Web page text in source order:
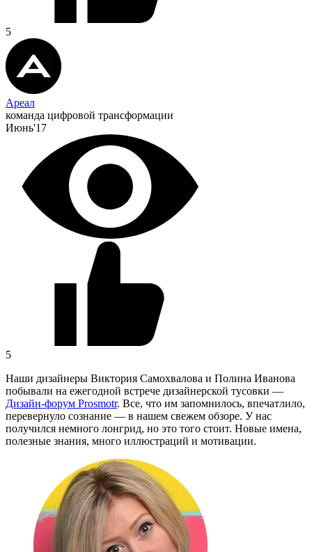
5
Ареал
команда цифровой трансформации
Июнь'17
5
Наши дизайнеры Виктория Самохвалова и Полина Иванова
побывали на ежегодной встрече дизайнерской тусовки —
Дизайн‐форум Prosmotr. Все, что им запомнилось, впечатлило,
перевернуло сознание — в нашем свежем обзоре. У нас
получился немного лонгрид, но это того стоит. Новые имена,
полезные знания, много иллюстраций и мотивации.